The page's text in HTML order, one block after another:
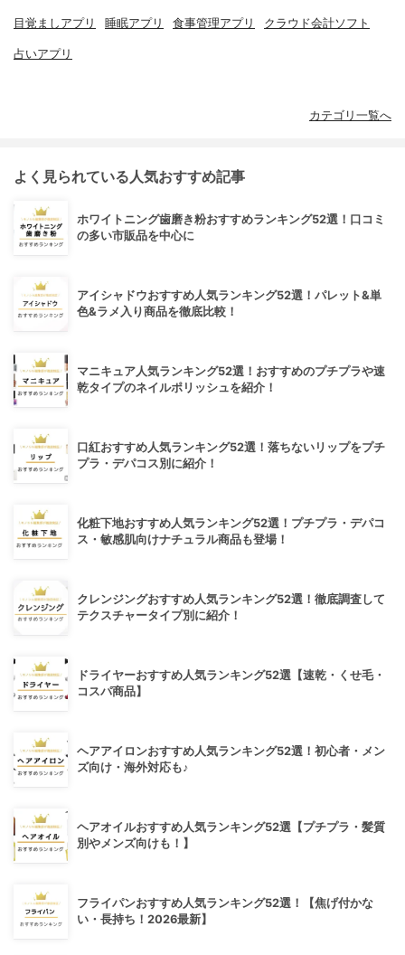
目覚ましアプリ 睡眠アプリ 食事管理アプリ クラウド会計ソフト
占いアプリ
カテゴリ一覧へ
よく見られている人気おすすめ記事
ホワイトニング歯磨き粉おすすめランキング52選！口コミ
の多い市販品を中心に
アイシャドウおすすめ人気ランキング52選！パレット&単
色&ラメ入り商品を徹底比較！
マニキュア人気ランキング52選！おすすめのプチプラや速
乾タイプのネイルポリッシュを紹介！
口紅おすすめ人気ランキング52選！落ちないリップをプチ
プラ・デパコス別に紹介！
化粧下地おすすめ人気ランキング52選！プチプラ・デパコ
ス・敏感肌向けナチュラル商品も登場！
クレンジングおすすめ人気ランキング52選！徹底調査して
テクスチャータイプ別に紹介！
ドライヤーおすすめ人気ランキング52選【速乾・くせ毛・
コスパ商品】
ヘアアイロンおすすめ人気ランキング52選！初心者・メン
ズ向け・海外対応も♪
ヘアオイルおすすめ人気ランキング52選【プチプラ・髪質
別やメンズ向けも！】
フライパンおすすめ人気ランキング52選！【焦げ付かな
い・長持ち！2026最新】